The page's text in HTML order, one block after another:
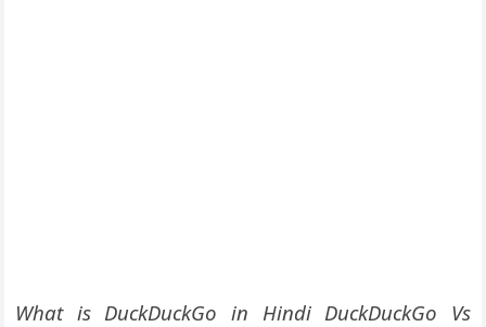
What is DuckDuckGo in Hindi DuckDuckGo Vs